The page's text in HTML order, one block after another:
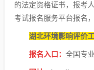
的法定资格证书，报考
考试报名服务平台报名
湖北环境影响评价
报名入口： 全国专